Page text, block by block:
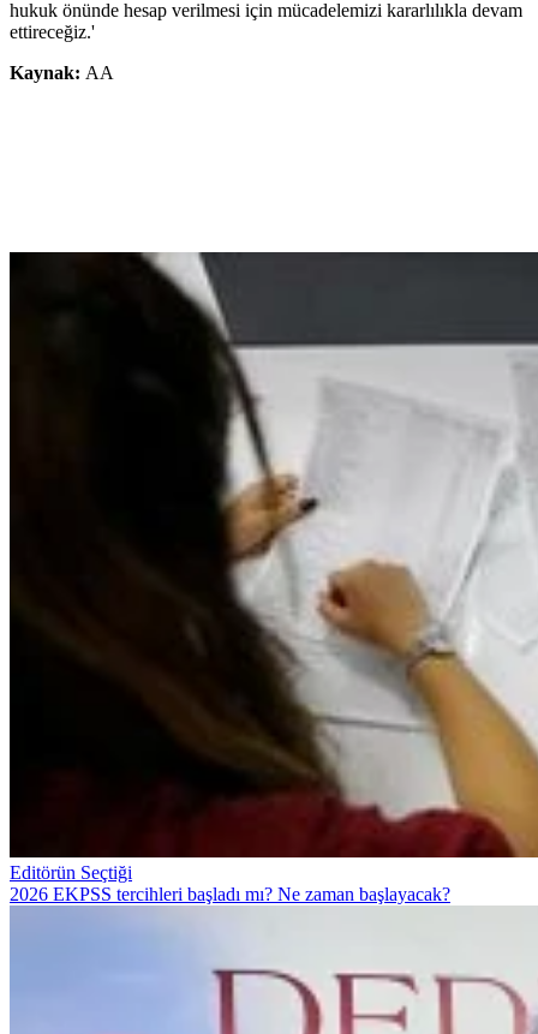
hukuk önünde hesap verilmesi için mücadelemizi kararlılıkla devam
ettireceğiz.'
Kaynak: AA
Editörün Seçtiği
2026 EKPSS tercihleri başladı mı? Ne zaman başlayacak?